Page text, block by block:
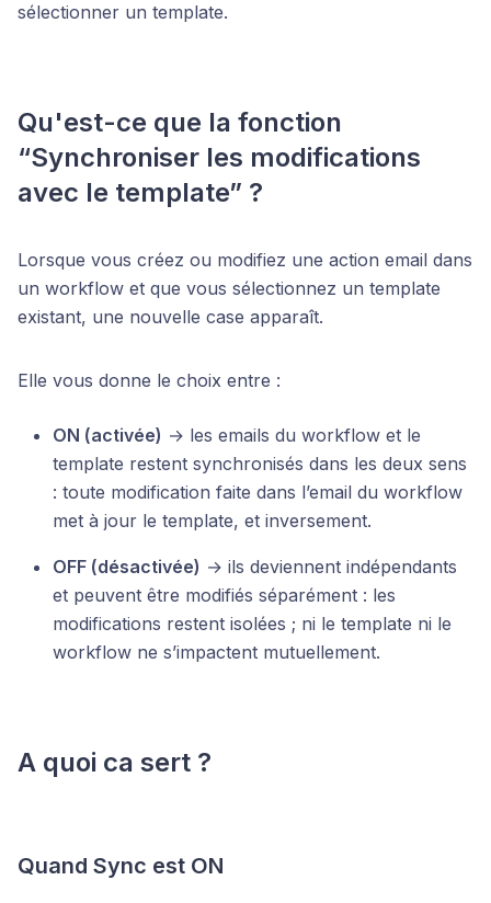
sélectionner un template.
Qu'est-ce que la fonction
“Synchroniser les modifications
avec le template” ?
Lorsque vous créez ou modifiez une action email dans
un workflow et que vous sélectionnez un template
existant, une nouvelle case apparaît.
Elle vous donne le choix entre :
ON (activée) → les emails du workflow et le
template restent synchronisés dans les deux sens
: toute modification faite dans l’email du workflow
met à jour le template, et inversement.
OFF (désactivée) → ils deviennent indépendants
et peuvent être modifiés séparément : les
modifications restent isolées ; ni le template ni le
workflow ne s’impactent mutuellement.
A quoi ca sert ?
Quand Sync est ON